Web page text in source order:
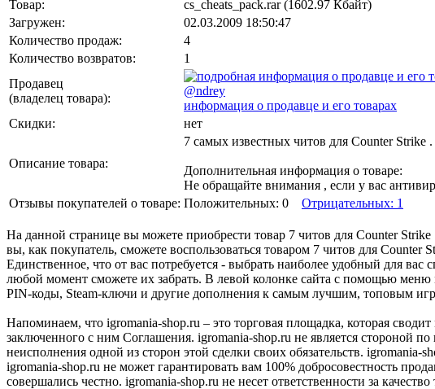
Товар:
cs_cheats_pack.rar (1602.97 Кбайт)
Загружен:
02.03.2009 18:50:47
Количество продаж:
4
Количество возвратов:
1
Продавец
(владелец товара):
@ndrey
информация о продавце и его товарах
Скидки:
нет
Описание товара:
7 самых известных читов для Counter Strike .
Дополнительная информация о товаре:
Не обращайте внимания , если у вас
Отзывы покупателей о товаре: Положительных: 0 Отрицательных: 1
На данной странице вы можете приобрести товар 7 читов для Counter
вы, как покупатель, сможете воспользоваться товаром 7 читов для
Единственное, что от вас потребуется - выбрать наиболее удобный для
любой момент сможете их забрать. В левой колонке сайта с помощью
PIN-коды, Steam-ключи и другие дополнения к самым лучшим, топовым
Напоминаем, что igromania-shop.ru – это торговая площадка, которая
заключенного с ним Соглашения. igromania-shop.ru не является стороной
неисполнения одной из сторон этой сделки своих обязательств.
igromania-shop.ru не может гарантировать вам 100% добросовестность
совершались честно. igromania-shop.ru не несет ответственности за